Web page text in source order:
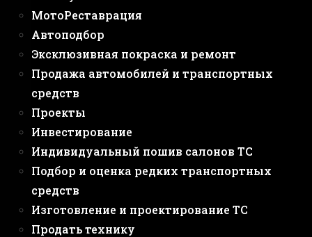
МотоРеставрация
Автоподбор
Эксклюзивная покраска и ремонт
Продажа автомобилей и транспортных
средств
Проекты
Инвестирование
Индивидуальный пошив салонов ТС
Подбор и оценка редких транспортных
средств
Изготовление и проектирование ТС
Продать технику